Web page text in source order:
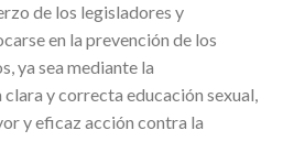
de los legisladores y
en la prevención de los
ya sea mediante la
y correcta educación sexual,
y eficaz acción contra la